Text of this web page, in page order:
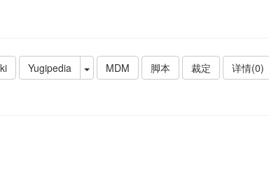
Yugipedia MDM 脚本 裁定 详情(0)